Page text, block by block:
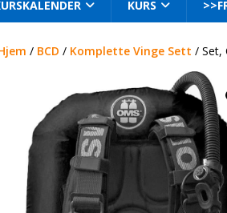
KURS
/ BCD / Komplette Vinge Sett / Set,